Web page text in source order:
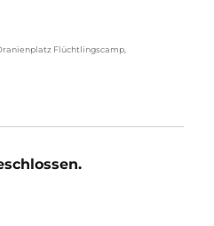
Flüchtlingscamp